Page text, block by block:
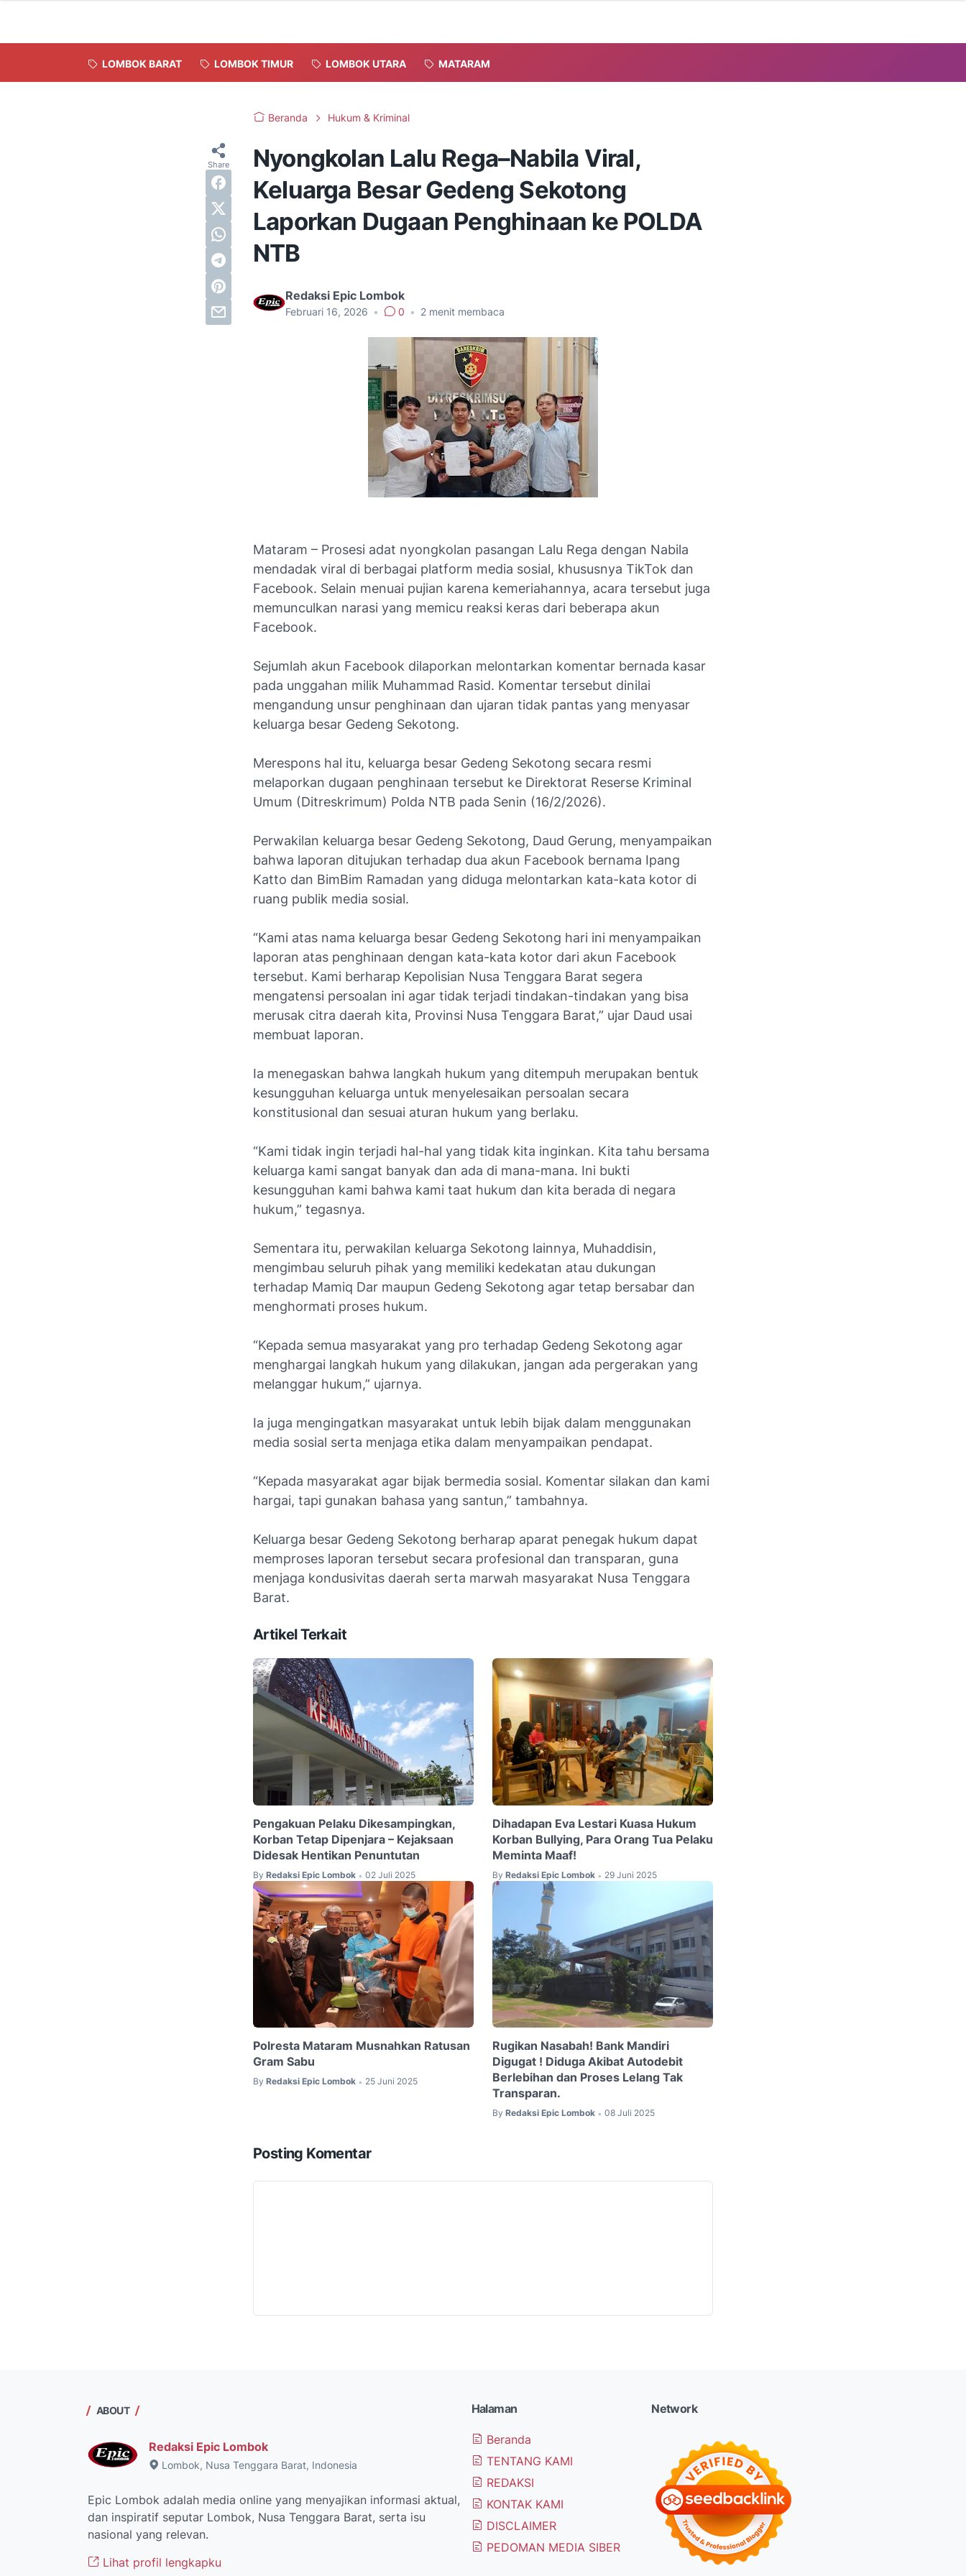
LOMBOK BARAT LOMBOK TIMUR LOMBOK UTARA MATARAM
Beranda Hukum & Kriminal
Nyongkolan Lalu Rega–Nabila Viral,
Keluarga Besar Gedeng Sekotong
Laporkan Dugaan Penghinaan ke POLDA
NTB
Redaksi Epic Lombok
Februari 16, 2026 • 0 • 2 menit membaca
Mataram – Prosesi adat nyongkolan pasangan Lalu Rega dengan Nabila
mendadak viral di berbagai platform media sosial, khususnya TikTok dan
Facebook. Selain menuai pujian karena kemeriahannya, acara tersebut juga
memunculkan narasi yang memicu reaksi keras dari beberapa akun
Facebook.
Sejumlah akun Facebook dilaporkan melontarkan komentar bernada kasar
pada unggahan milik Muhammad Rasid. Komentar tersebut dinilai
mengandung unsur penghinaan dan ujaran tidak pantas yang menyasar
keluarga besar Gedeng Sekotong.
Merespons hal itu, keluarga besar Gedeng Sekotong secara resmi
melaporkan dugaan penghinaan tersebut ke Direktorat Reserse Kriminal
Umum (Ditreskrimum) Polda NTB pada Senin (16/2/2026).
Perwakilan keluarga besar Gedeng Sekotong, Daud Gerung, menyampaikan
bahwa laporan ditujukan terhadap dua akun Facebook bernama Ipang
Katto dan BimBim Ramadan yang diduga melontarkan kata-kata kotor di
ruang publik media sosial.
“Kami atas nama keluarga besar Gedeng Sekotong hari ini menyampaikan
laporan atas penghinaan dengan kata-kata kotor dari akun Facebook
tersebut. Kami berharap Kepolisian Nusa Tenggara Barat segera
mengatensi persoalan ini agar tidak terjadi tindakan-tindakan yang bisa
merusak citra daerah kita, Provinsi Nusa Tenggara Barat,” ujar Daud usai
membuat laporan.
Ia menegaskan bahwa langkah hukum yang ditempuh merupakan bentuk
kesungguhan keluarga untuk menyelesaikan persoalan secara
konstitusional dan sesuai aturan hukum yang berlaku.
“Kami tidak ingin terjadi hal-hal yang tidak kita inginkan. Kita tahu bersama
keluarga kami sangat banyak dan ada di mana-mana. Ini bukti
kesungguhan kami bahwa kami taat hukum dan kita berada di negara
hukum,” tegasnya.
Sementara itu, perwakilan keluarga Sekotong lainnya, Muhaddisin,
mengimbau seluruh pihak yang memiliki kedekatan atau dukungan
terhadap Mamiq Dar maupun Gedeng Sekotong agar tetap bersabar dan
menghormati proses hukum.
“Kepada semua masyarakat yang pro terhadap Gedeng Sekotong agar
menghargai langkah hukum yang dilakukan, jangan ada pergerakan yang
melanggar hukum,” ujarnya.
Ia juga mengingatkan masyarakat untuk lebih bijak dalam menggunakan
media sosial serta menjaga etika dalam menyampaikan pendapat.
“Kepada masyarakat agar bijak bermedia sosial. Komentar silakan dan kami
hargai, tapi gunakan bahasa yang santun,” tambahnya.
Keluarga besar Gedeng Sekotong berharap aparat penegak hukum dapat
memproses laporan tersebut secara profesional dan transparan, guna
menjaga kondusivitas daerah serta marwah masyarakat Nusa Tenggara
Barat.
Artikel Terkait
Pengakuan Pelaku Dikesampingkan,
Korban Tetap Dipenjara – Kejaksaan
Didesak Hentikan Penuntutan
By Redaksi Epic Lombok • 02 Juli 2025
Dihadapan Eva Lestari Kuasa Hukum
Korban Bullying, Para Orang Tua Pelaku
Meminta Maaf!
By Redaksi Epic Lombok • 29 Juni 2025
Polresta Mataram Musnahkan Ratusan
Gram Sabu
By Redaksi Epic Lombok • 25 Juni 2025
Rugikan Nasabah! Bank Mandiri
Digugat ! Diduga Akibat Autodebit
Berlebihan dan Proses Lelang Tak
Transparan.
By Redaksi Epic Lombok • 08 Juli 2025
Posting Komentar
ABOUT
Redaksi Epic Lombok
Lombok, Nusa Tenggara Barat, Indonesia
Epic Lombok adalah media online yang menyajikan informasi aktual,
dan inspiratif seputar Lombok, Nusa Tenggara Barat, serta isu
nasional yang relevan.
Lihat profil lengkapku
Halaman
Beranda
TENTANG KAMI
REDAKSI
KONTAK KAMI
DISCLAIMER
PEDOMAN MEDIA SIBER
Network